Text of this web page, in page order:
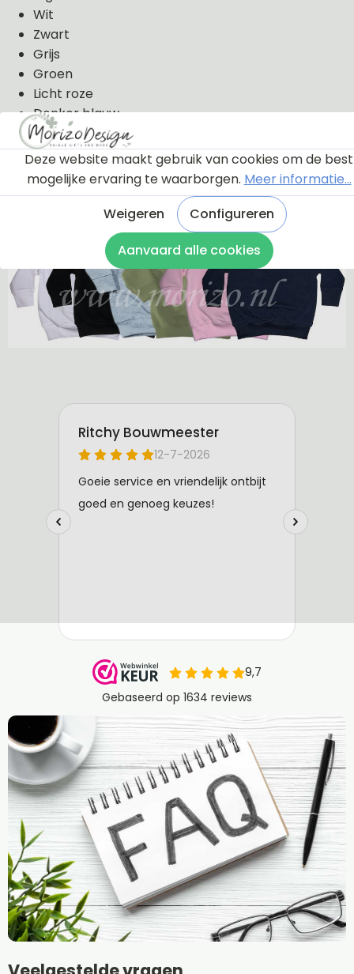
Wit
Zwart
Grijs
Groen
Licht roze
Donker blauw
De sweaters kunnen wij in de volgende maten uit
voorraad leveren: 56, 62, 68, 74, 80, 86, 92, 98 en 104.
De sweaters zijn van 100% katoen gemaakt.
Deze website maakt gebruik van cookies om de best
mogelijke ervaring te waarborgen. Meer informatie...
Weigeren
Configureren
Aanvaard alle cookies